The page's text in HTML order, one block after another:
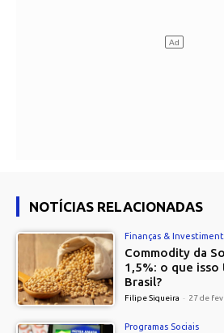
NOTÍCIAS RELACIONADAS
Finanças &
Commodity da
1,5%: o que isso
Brasil?
Filipe Siqueira - 27 de
Programas Sociais